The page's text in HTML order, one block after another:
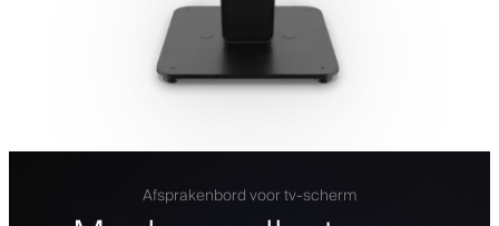
Afsprakenbord voor tv-scherm